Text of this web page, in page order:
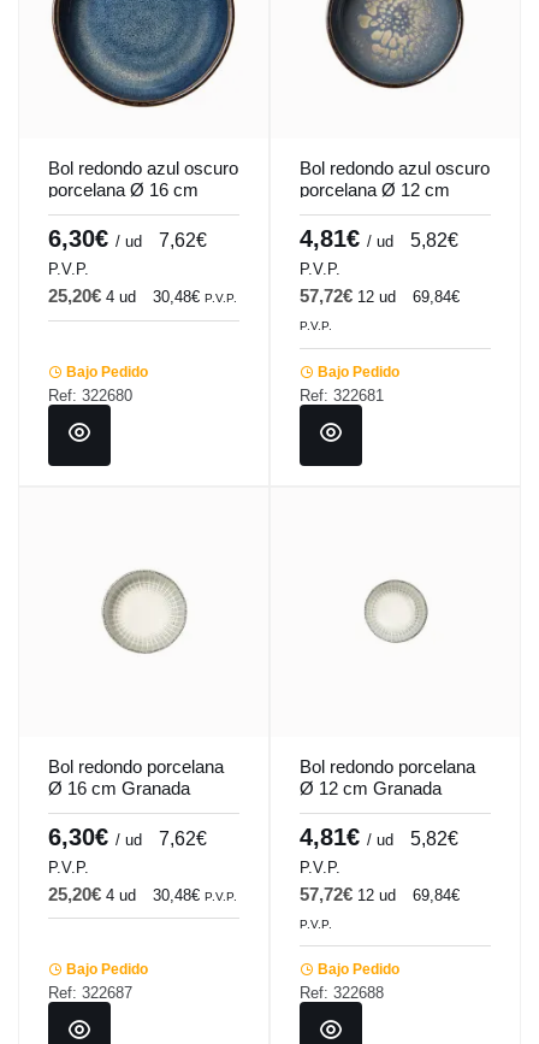
Bol redondo azul oscuro
porcelana Ø 16 cm
Seablue Accolade
6,30€ / ud 7,62€
P.V.P.
25,20€ 4 ud 30,48€ P.V.P.
Bajo Pedido
Ref: 322680
Bol redondo azul oscuro
porcelana Ø 12 cm
Seablue Accolade
4,81€ / ud 5,82€
P.V.P.
57,72€ 12 ud 69,84€
P.V.P.
Bajo Pedido
Ref: 322681
Bol redondo porcelana
Ø 16 cm Granada
Accolade
6,30€ / ud 7,62€
P.V.P.
25,20€ 4 ud 30,48€ P.V.P.
Bajo Pedido
Ref: 322687
Bol redondo porcelana
Ø 12 cm Granada
Accolade
4,81€ / ud 5,82€
P.V.P.
57,72€ 12 ud 69,84€
P.V.P.
Bajo Pedido
Ref: 322688